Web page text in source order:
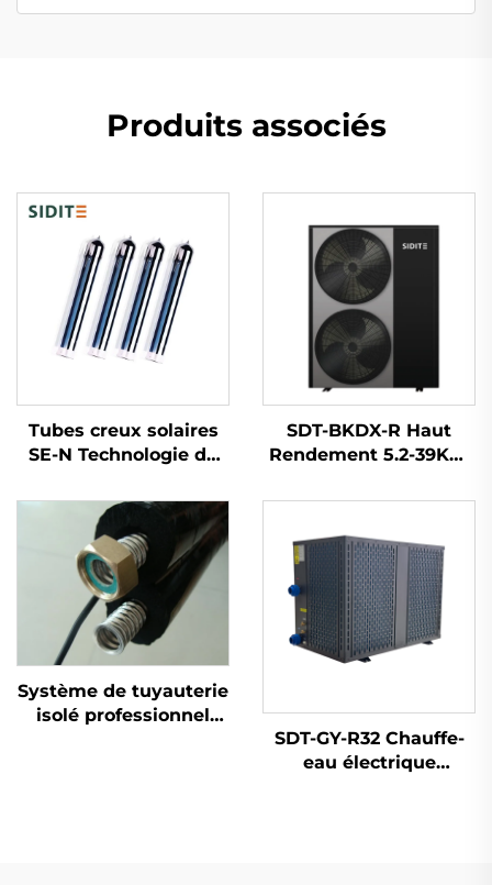
Produits associés
Tubes creux solaires
SE-N Technologie de
avancée pour une
absorption de chaleur
à haute efficacité
Composant principal
des chauffe-eau
SDT-BKDX-R Haut
Rendement 5.2-39KW
Inverseur 220V/380V
Refroidissement
Économe en Énergie
pour Maison
Commerciale
Système de tuyauterie
isolé professionnel
SDT-GY-R32 Chauffe-
eau électrique